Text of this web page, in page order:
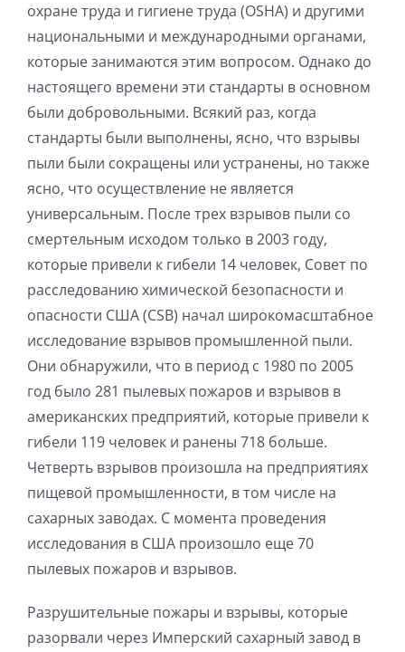
охране труда и гигиене труда (OSHA) и другими
национальными и международными органами,
которые занимаются этим вопросом. Однако до
настоящего времени эти стандарты в основном
были добровольными. Всякий раз, когда
стандарты были выполнены, ясно, что взрывы
пыли были сокращены или устранены, но также
ясно, что осуществление не является
универсальным. После трех взрывов пыли со
смертельным исходом только в 2003 году,
которые привели к гибели 14 человек, Совет по
расследованию химической безопасности и
опасности США (CSB) начал широкомасштабное
исследование взрывов промышленной пыли.
Они обнаружили, что в период с 1980 по 2005
год было 281 пылевых пожаров и взрывов в
американских предприятий, которые привели к
гибели 119 человек и ранены 718 больше.
Четверть взрывов произошла на предприятиях
пищевой промышленности, в том числе на
сахарных заводах. С момента проведения
исследования в США произошло еще 70
пылевых пожаров и взрывов.
Разрушительные пожары и взрывы, которые
разорвали через Имперский сахарный завод в